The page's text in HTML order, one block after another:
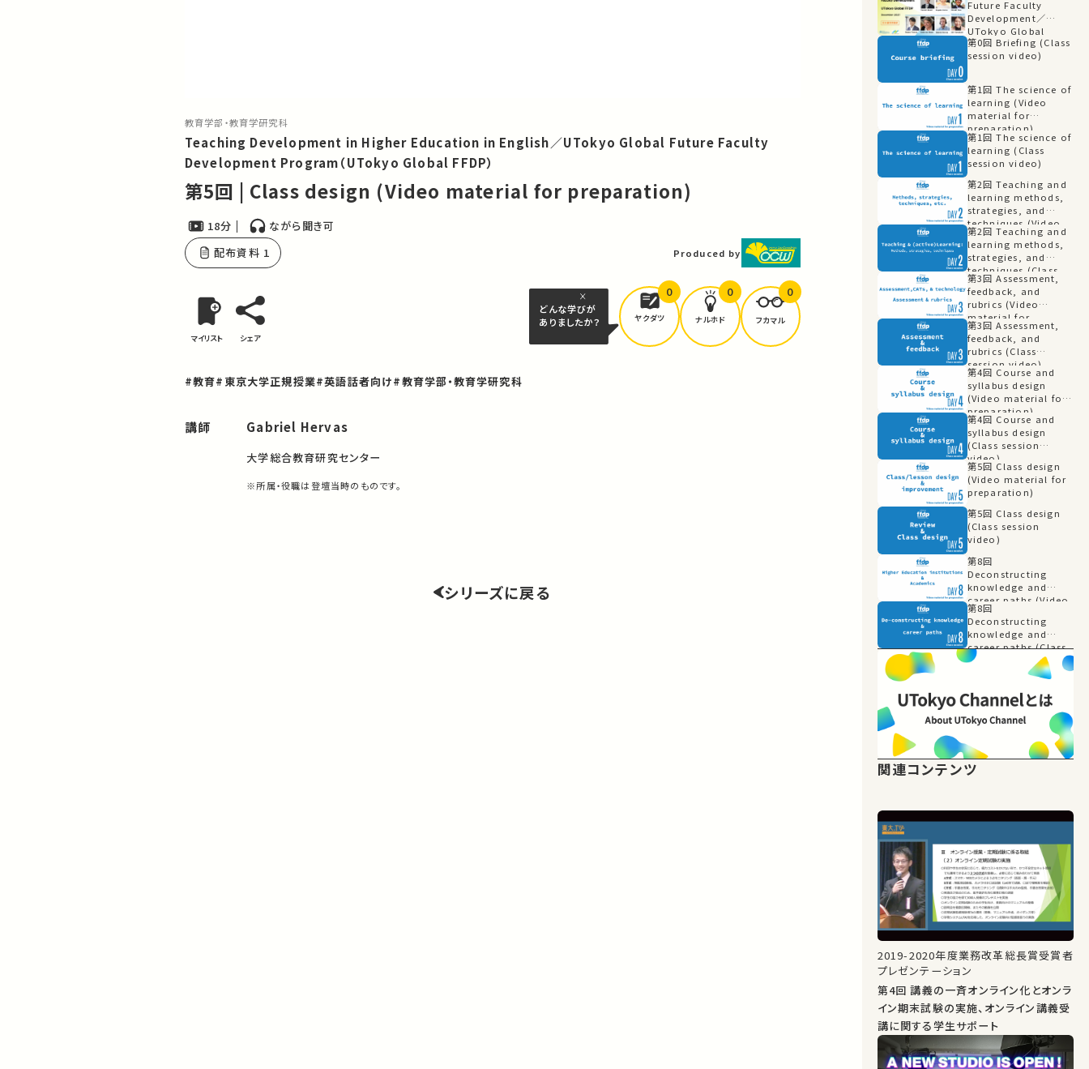
教育学部・教育学研究科
Teaching Development in Higher Education in English／UTokyo Global Future Faculty
Development Program（UTokyo Global FFDP）
第5回 | Class design (Video material for preparation)
18分
ながら聞き可
配布資料 1
Produced by
マイリスト シェア
どんな学びが
ありましたか？
ヤクダツ
0
ナルホド
0
フカマル
0
#教育#東京大学正規授業#英語話者向け#教育学部・教育学研究科
講師 Gabriel Hervas
大学総合教育研究センター
※所属・役職は登壇当時のものです。
シリーズに戻る
Future Faculty
Development／
UTokyo Global
FFDP（日本語同時通訳）
第0回 Briefing (Class
session video)
第1回 The science of
learning (Video
material for
preparation)
第1回 The science of
learning (Class
session video)
第2回 Teaching and
learning methods,
strategies, and
techniques (Video
material for
preparation)
第2回 Teaching and
learning methods,
strategies, and
techniques (Class
session video)
第3回 Assessment,
feedback, and
rubrics (Video
material for
preparation)
第3回 Assessment,
feedback, and
rubrics (Class
session video)
第4回 Course and
syllabus design
(Video material for
preparation)
第4回 Course and
syllabus design
(Class session
video)
第5回 Class design
(Video material for
preparation)
第5回 Class design
(Class session
video)
第8回
Deconstructing
knowledge and
career paths (Video
material for
preparation)
第8回
Deconstructing
knowledge and
career paths (Class
session video)
関連コンテンツ
2019-2020年度業務改革総長賞受賞者
プレゼンテーション
第4回 講義の一斉オンライン化とオンラ
イン期末試験の実施、オンライン講義受
講に関する学生サポート